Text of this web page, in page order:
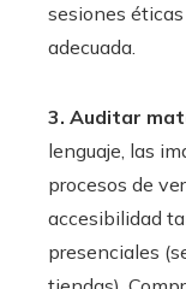
sesiones
adecuada.
3. Auditar
lenguaje, las
procesos de
accesibilidad
presenciales